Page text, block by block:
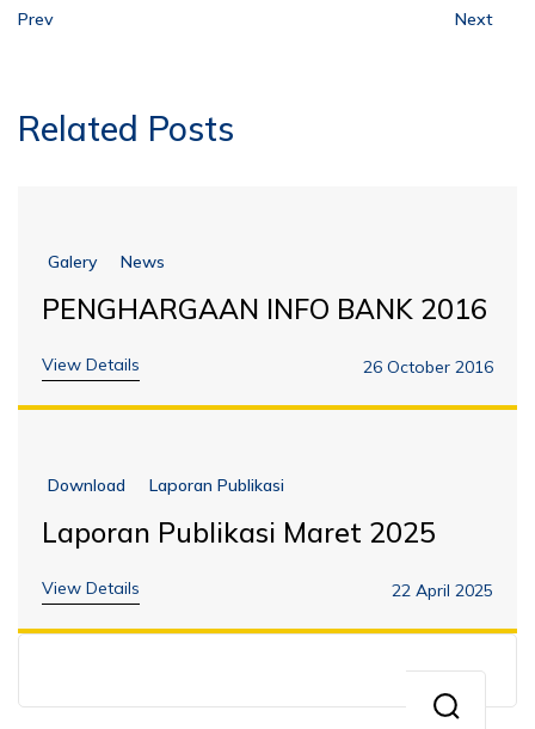
Prev
Next
Related Posts
Galery News
PENGHARGAAN INFO BANK 2016
View Details 26 October 2016
Download Laporan Publikasi
Laporan Publikasi Maret 2025
View Details 22 April 2025